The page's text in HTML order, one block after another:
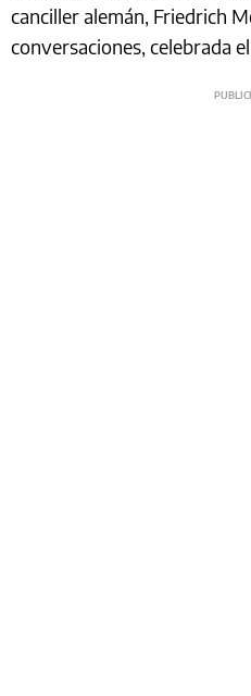
canciller alemán, Friedrich
conversaciones, celebrada